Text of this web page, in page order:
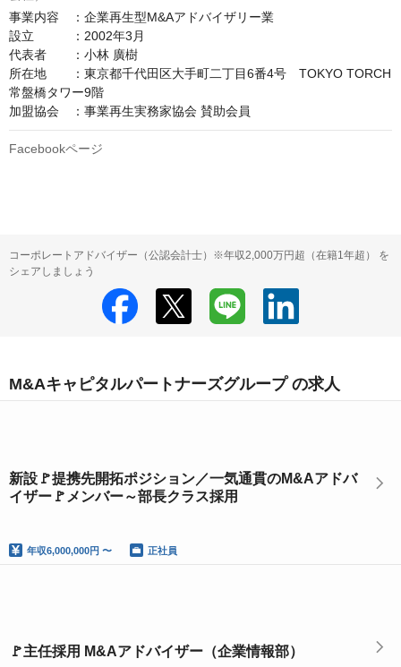
事業内容　：企業再生型M&Aアドバイザリー業
設立　　　：2002年3月
代表者　　：小林 廣樹
所在地　　：東京都千代田区大手町二丁目6番4号　TOKYO TORCH
常盤橋タワー9階
加盟協会　：事業再生実務家協会 賛助会員
Facebookページ
コーポレートアドバイザー（公認会計士）※年収2,000万円超（在籍1年超） を
シェアしましょう
M&Aキャピタルパートナーズグループ の求人
新設🚩提携先開拓ポジション／一気通貫のM&Aアドバ
イザー🚩メンバー～部長クラス採用
年収6,000,000円 〜 正社員
🚩主任採用 M&Aアドバイザー（企業情報部）